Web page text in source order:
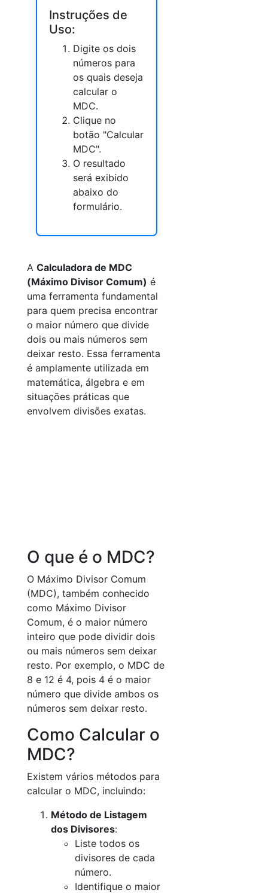
Instruções de
Uso:
Digite os dois
números para
os quais deseja
calcular o
MDC.
Clique no
botão "Calcular
MDC".
O resultado
será exibido
abaixo do
formulário.
A Calculadora de MDC
(Máximo Divisor Comum) é
uma ferramenta fundamental
para quem precisa encontrar
o maior número que divide
dois ou mais números sem
deixar resto. Essa ferramenta
é amplamente utilizada em
matemática, álgebra e em
situações práticas que
envolvem divisões exatas.
O que é o MDC?
O Máximo Divisor Comum
(MDC), também conhecido
como Máximo Divisor
Comum, é o maior número
inteiro que pode dividir dois
ou mais números sem deixar
resto. Por exemplo, o MDC de
8 e 12 é 4, pois 4 é o maior
número que divide ambos os
números sem deixar resto.
Como Calcular o
MDC?
Existem vários métodos para
calcular o MDC, incluindo:
Método de Listagem
dos Divisores:
Liste todos os
divisores de cada
número.
Identifique o maior